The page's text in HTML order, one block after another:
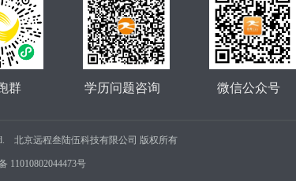
微信公众号
学历问题咨询
群
北京远程叁陆伍科技有限公司 版权所有
11010802044473号